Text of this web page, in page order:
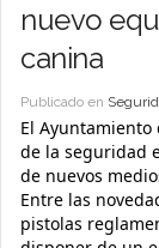
nuevo
canina
Publicado en
El
de la seguridad
de nuevos
Entre las
pistolas